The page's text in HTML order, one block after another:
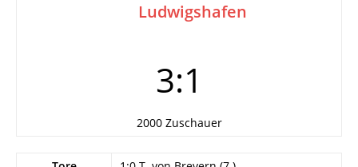
Ludwigshafen
3:1
2000 Zuschauer